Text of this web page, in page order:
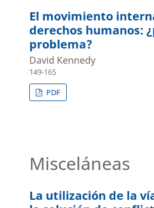
El movimiento
derechos humanos:
problema?
David Kennedy
149-165
PDF
Misceláneas
La utilización de la